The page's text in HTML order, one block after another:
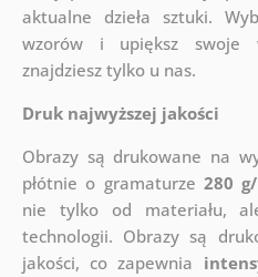
aktualne dzieła sztuki.
wzorów i upiększ swoje
znajdziesz tylko u nas.
Druk najwyższej jakości
Obrazy są drukowane na
płótnie o gramaturze 280
nie tylko od materiału,
technologii. Obrazy są
jakości, co zapewnia